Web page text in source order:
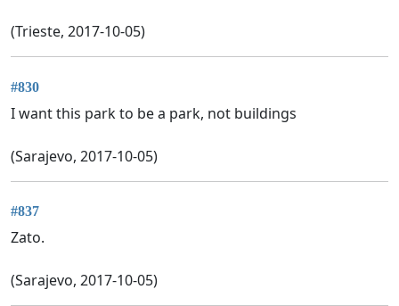
(Trieste, 2017-10-05)
#830
I want this park to be a park, not buildings
(Sarajevo, 2017-10-05)
#837
Zato.
(Sarajevo, 2017-10-05)